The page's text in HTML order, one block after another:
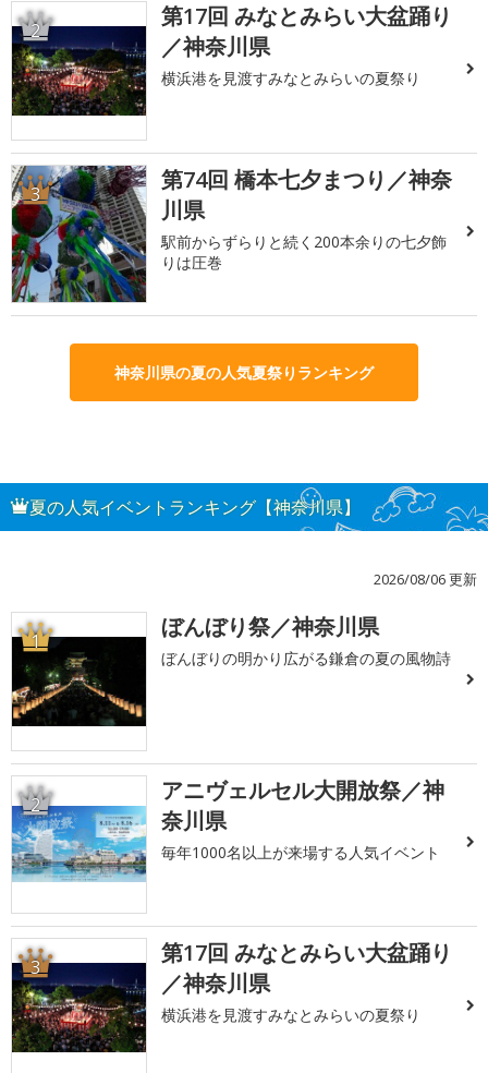
2
第17回 みなとみらい大盆踊り
／神奈川県
横浜港を見渡すみなとみらいの夏祭り
3
第74回 橋本七夕まつり／神奈
川県
駅前からずらりと続く200本余りの七夕飾
りは圧巻
神奈川県の夏の人気夏祭りランキング
夏の人気イベントランキング【神奈川県】
2026/08/06 更新
1 ぼんぼり祭／神奈川県
ぼんぼりの明かり広がる鎌倉の夏の風物詩
2
アニヴェルセル大開放祭／神
奈川県
毎年1000名以上が来場する人気イベント
3
第17回 みなとみらい大盆踊り
／神奈川県
横浜港を見渡すみなとみらいの夏祭り